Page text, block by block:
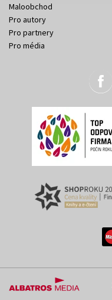
Maloobchod
Pro autory
Pro partnery
Pro média